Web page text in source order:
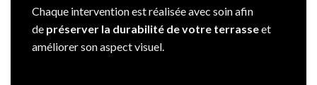
Chaque intervention est réalisée avec soin afin
de préserver la durabilité de votre terrasseet
améliorer son aspect visuel.